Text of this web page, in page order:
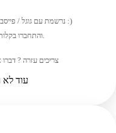
נרשמת עם גוגל / פייסבוק בעבר? מעכשיו מתחברים עם טלפון :)
קבלו סיסמה חדשה ב-SMS והתחברו בקלות.
צריכים עזרה ? דברו
עוד